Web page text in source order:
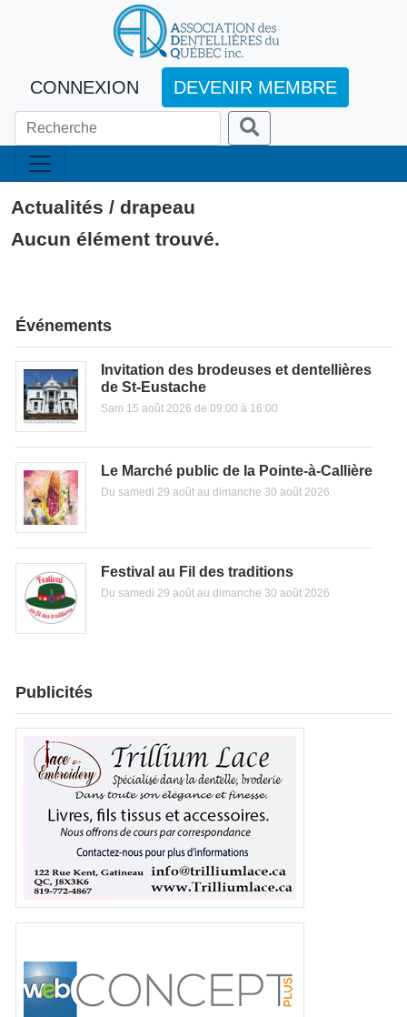
CONNEXION DEVENIR MEMBRE
Actualités / drapeau
Aucun élément trouvé.
Événements
Invitation des brodeuses et dentellières
de St-Eustache
Sam 15 août 2026 de 09:00 à 16:00
Le Marché public de la Pointe-à-Callière
Du samedi 29 août au dimanche 30 août 2026
Festival au Fil des traditions
Du samedi 29 août au dimanche 30 août 2026
Publicités